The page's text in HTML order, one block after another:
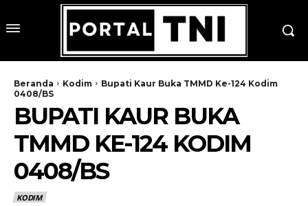
Beranda Kodim
Bupati Kaur Buka TMMD Ke-124 Kodim
0408/BS
BUPATI KAUR BUKA
TMMD KE-124 KODIM
0408/BS
KODIM